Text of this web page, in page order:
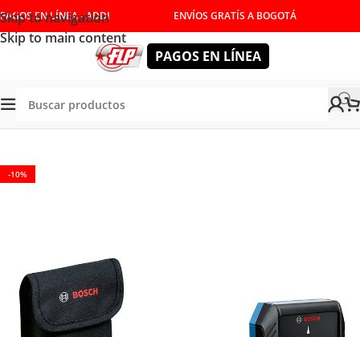
Skip to navigation
Skip to main content
PAGOS EN LÍNEA - ADDI ENVÍOS GRATÍS A BOGOTÁ
PAGOS EN LÍNEA
/HERRAMIENTAS DE MEDICIÓN DETECTOR Y ESCANER
-10%